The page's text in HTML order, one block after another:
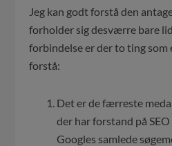
Jeg kan godt forstå den
forholder sig desværre bare
forbindelse er der to ting som
forstå:
Det er de færreste
der har forstand på
Googles samlede